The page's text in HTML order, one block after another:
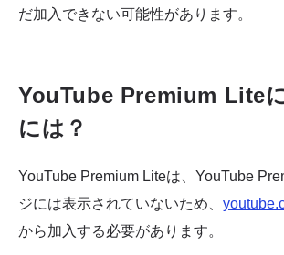
だ加入できない可能性があります。
YouTube Premium Lite
には？
YouTube Premium Liteは、YouTube
ジには表示されていないため、
から加入する必要があります。